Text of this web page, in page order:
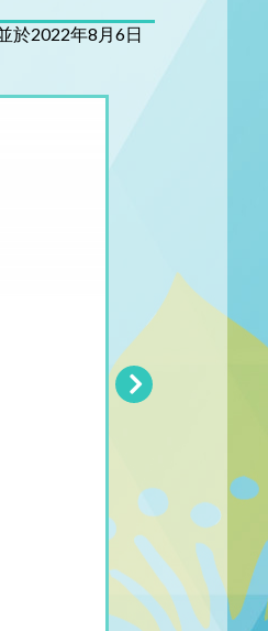
於2022年8月6日